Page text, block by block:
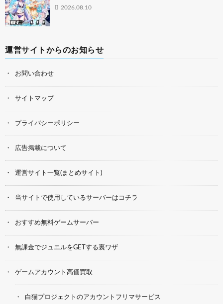
2026.08.10
運営サイトからのお知らせ
お問い合わせ
サイトマップ
プライバシーポリシー
広告掲載について
運営サイト一覧(まとめサイト)
当サイトで使用しているサーバーはコチラ
おすすめ無料ゲームサーバー
無課金でジュエルをGETする裏ワザ
ゲームアカウント高価買取
白猫プロジェクトのアカウントフリマサービス